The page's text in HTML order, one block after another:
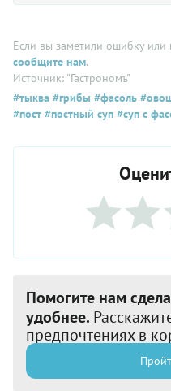
Если вы заметили ошибку или
сообщите нам.
Источник: "Гастрономъ"
#тыква #грибы #фасоль
#пост #постный суп #суп с
Помогите нам
удобнее.
предпочтениях в